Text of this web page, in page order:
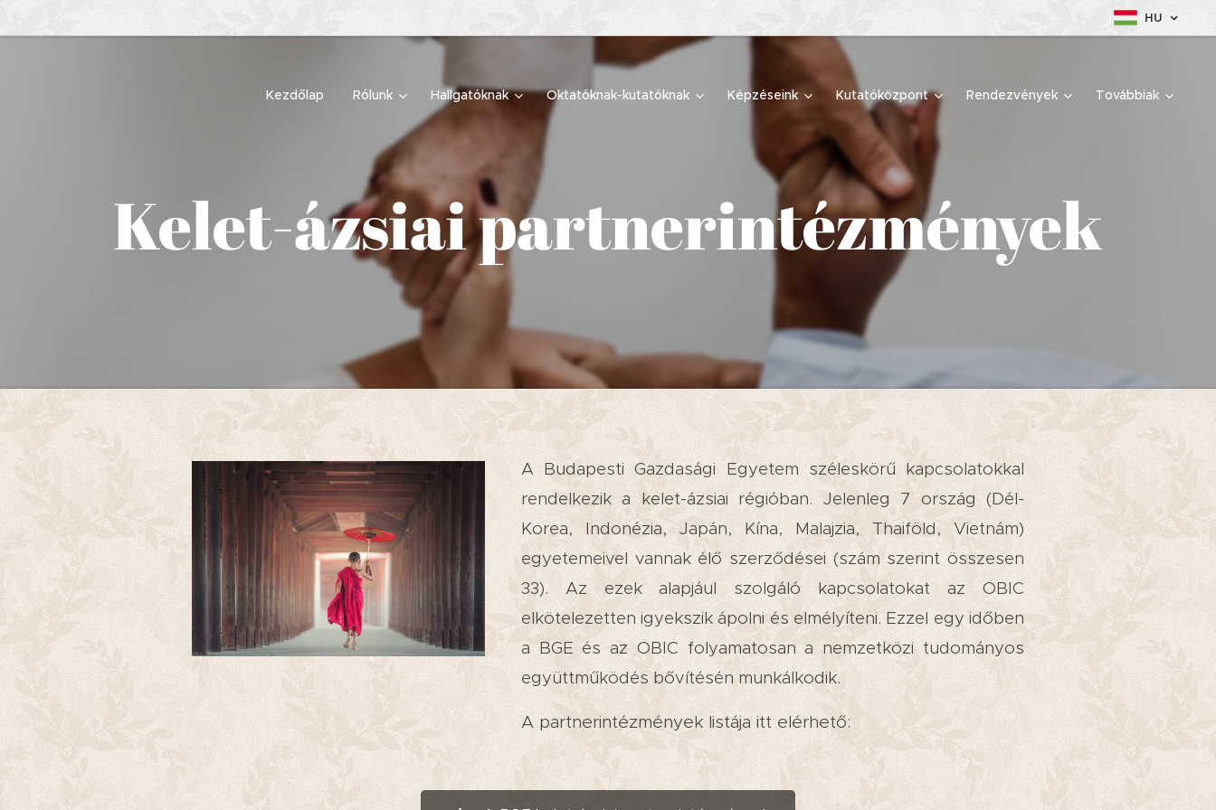
HU
Kezdőlap Rólunk Hallgatóknak Oktatóknak-kutatóknak Képzéseink Kutatóközpont Rendezvények Továbbiak
Kelet-ázsiai partnerintézmények
A Budapesti Gazdasági Egyetem széleskörű kapcsolatokkal
rendelkezik a kelet-ázsiai régióban. Jelenleg 7 ország (Dél-
Korea, Indonézia, Japán, Kína, Malajzia, Thaiföld, Vietnám)
egyetemeivel vannak élő szerződései (szám szerint összesen
33). Az ezek alapjául szolgáló kapcsolatokat az OBIC
elkötelezetten igyekszik ápolni és elmélyíteni. Ezzel egy időben
a BGE és az OBIC folyamatosan a nemzetközi tudományos
együttműködés bővítésén munkálkodik.
A partnerintézmények listája itt elérhető: